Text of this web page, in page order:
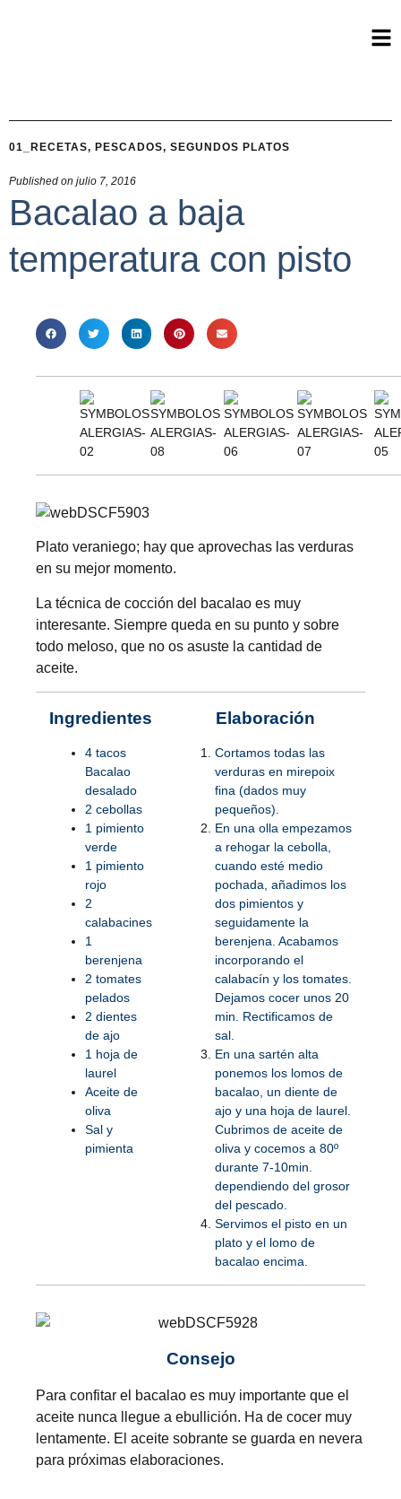
01_RECETAS, PESCADOS, SEGUNDOS PLATOS
Published on julio 7, 2016
Bacalao a baja
temperatura con pisto
Plato veraniego; hay que aprovechas las verduras
en su mejor momento.
La técnica de cocción del bacalao es muy
interesante. Siempre queda en su punto y sobre
todo meloso, que no os asuste la cantidad de
aceite.
Ingredientes
4 tacos
Bacalao
desalado
2 cebollas
1 pimiento
verde
1 pimiento
rojo
2
calabacines
1
berenjena
2 tomates
pelados
2 dientes
de ajo
1 hoja de
laurel
Aceite de
oliva
Sal y
pimienta
Elaboración
Cortamos todas las
verduras en mirepoix
fina (dados muy
pequeños).
En una olla empezamos
a rehogar la cebolla,
cuando esté medio
pochada, añadimos los
dos pimientos y
seguidamente la
berenjena. Acabamos
incorporando el
calabacín y los tomates.
Dejamos cocer unos 20
min. Rectificamos de
sal.
En una sartén alta
ponemos los lomos de
bacalao, un diente de
ajo y una hoja de laurel.
Cubrimos de aceite de
oliva y cocemos a 80º
durante 7-10min.
dependiendo del grosor
del pescado.
Servimos el pisto en un
plato y el lomo de
bacalao encima.
Consejo
Para confitar el bacalao es muy importante que el
aceite nunca llegue a ebullición. Ha de cocer muy
lentamente. El aceite sobrante se guarda en nevera
para próximas elaboraciones.